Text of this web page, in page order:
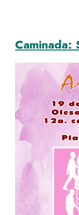
Caminada:
Image